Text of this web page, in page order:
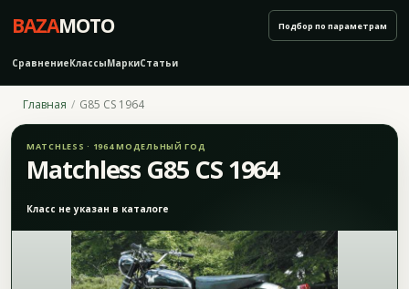
BAZAMOTO
СравнениеКлассыМаркиСтатьи
Подбор по параметрам
Главная G85 CS 1964
MATCHLESS · 1964 МОДЕЛЬНЫЙ ГОД
Matchless G85 CS 1964
Класс не указан в каталоге